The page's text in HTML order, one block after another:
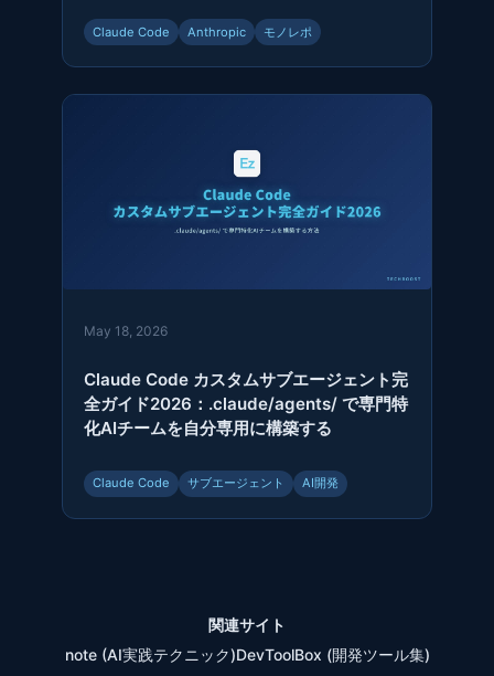
Claude Code Anthropic モノレポ
May 18, 2026
Claude Code カスタムサブエージェント完
全ガイド2026：.claude/agents/ で専門特
化AIチームを自分専用に構築する
Claude Code サブエージェント AI開発
関連サイト
note (AI実践テクニック)DevToolBox (開発ツール集)